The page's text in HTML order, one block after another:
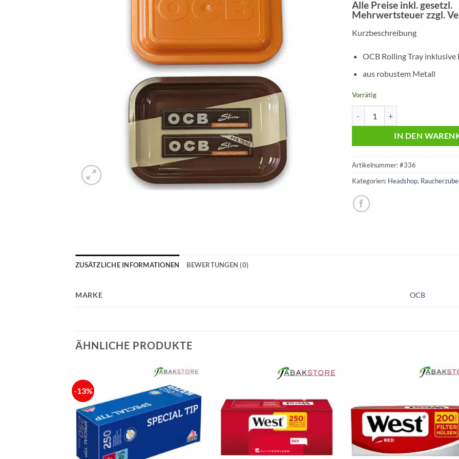
Preis
war:
€12,95
Preis
ist:
Alle Preise inkl. gesetzl.
Mehrwertsteuer zzgl.
Kurzbeschreibung
OCB Rolling Tray inklusive
aus robustem Metall
Vorrätig
IN DEN
Artikelnummer:#336
Kategorien: Headshop,
ZUSÄTZLICHE INFORMATIONEN BEWERTUNGEN (0)
MARKE OCB
ÄHNLICHE PRODUKTE
-13%